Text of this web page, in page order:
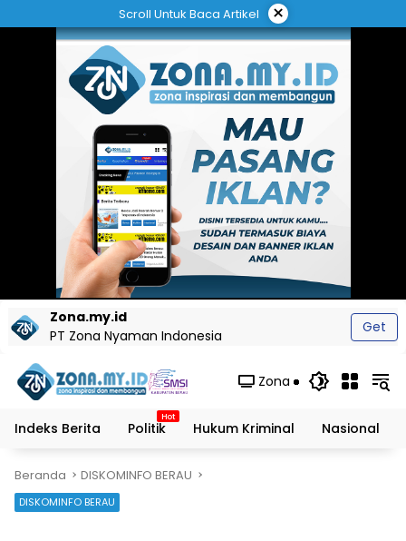
ke
Scroll Untuk Baca Artikel ×
Zona.my.id
PT Zona Nyaman Indonesia
Get
Zona
Indeks Berita Politik Hukum Kriminal Nasional
Beranda DISKOMINFO BERAU
DISKOMINFO BERAU